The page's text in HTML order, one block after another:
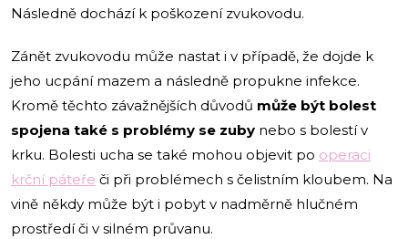
Následně dochází k poškození zvukovodu.
Zánět zvukovodu může nastat i v případě, že dojde k
jeho ucpání mazem a následně propukne infekce.
Kromě těchto závažnějších důvodů může být bolest
spojena také s problémy se zuby nebo s bolestí v
krku. Bolesti ucha se také mohou objevit po operaci
krční páteře či při problémech s čelistním kloubem. Na
vině někdy může být i pobyt v nadměrně hlučném
prostředí či v silném průvanu.